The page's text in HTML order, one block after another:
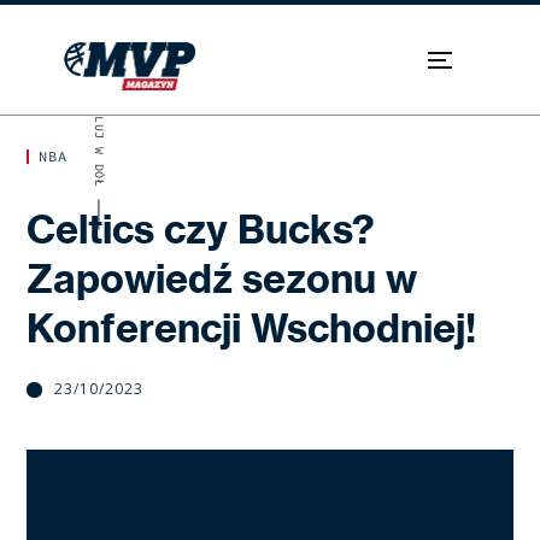
NBA
Celtics czy Bucks?
Zapowiedź sezonu w
Konferencji Wschodniej!
23/10/2023
SKROLUJ W DÓŁ